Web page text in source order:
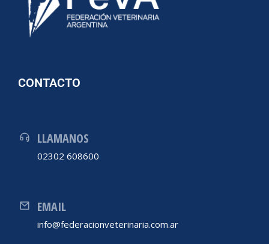
CONTACTO
LLAMANOS
02302 608600
EMAIL
info@federacionveterinaria.com.ar